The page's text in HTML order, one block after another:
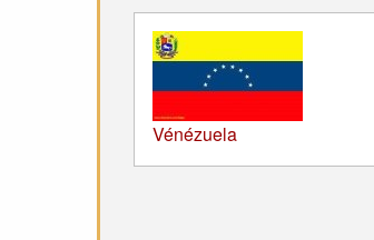
Vénézuela